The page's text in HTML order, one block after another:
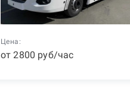
Цена:
от2800 руб/час